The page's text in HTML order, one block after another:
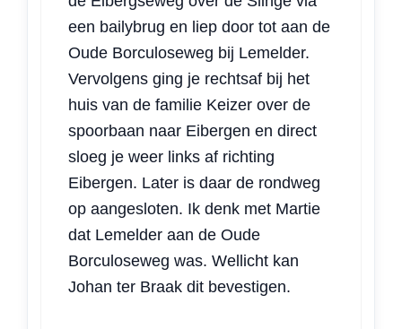
een bailybrug en liep door tot aan de
Oude Borculoseweg bij Lemelder.
Vervolgens ging je rechtsaf bij het
huis van de familie Keizer over de
spoorbaan naar Eibergen en direct
sloeg je weer links af richting
Eibergen. Later is daar de rondweg
op aangesloten. Ik denk met Martie
dat Lemelder aan de Oude
Borculoseweg was. Wellicht kan
Johan ter Braak dit bevestigen.